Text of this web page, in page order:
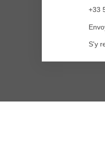
+33
S'y